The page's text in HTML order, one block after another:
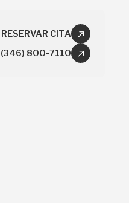
RESERVAR CITA
(346) 800-7110